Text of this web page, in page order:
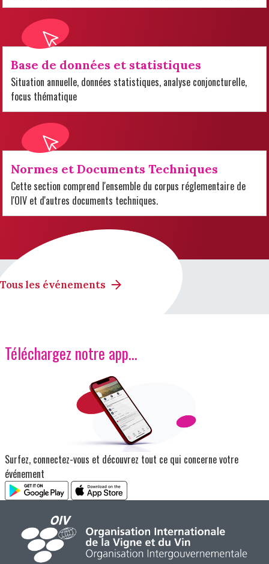
Base de données et statistiques
Situation annuelle, données statistiques, analyse conjoncturelle,
focus thématique
Normes et Documents Techniques
Cette section comprend l'ensemble du corpus réglementaire de
l'OIV et d'autres documents techniques.
Tous les événements
Téléchargez notre app…
Surfez, connectez-vous et découvrez tout ce qui concerne votre
événement